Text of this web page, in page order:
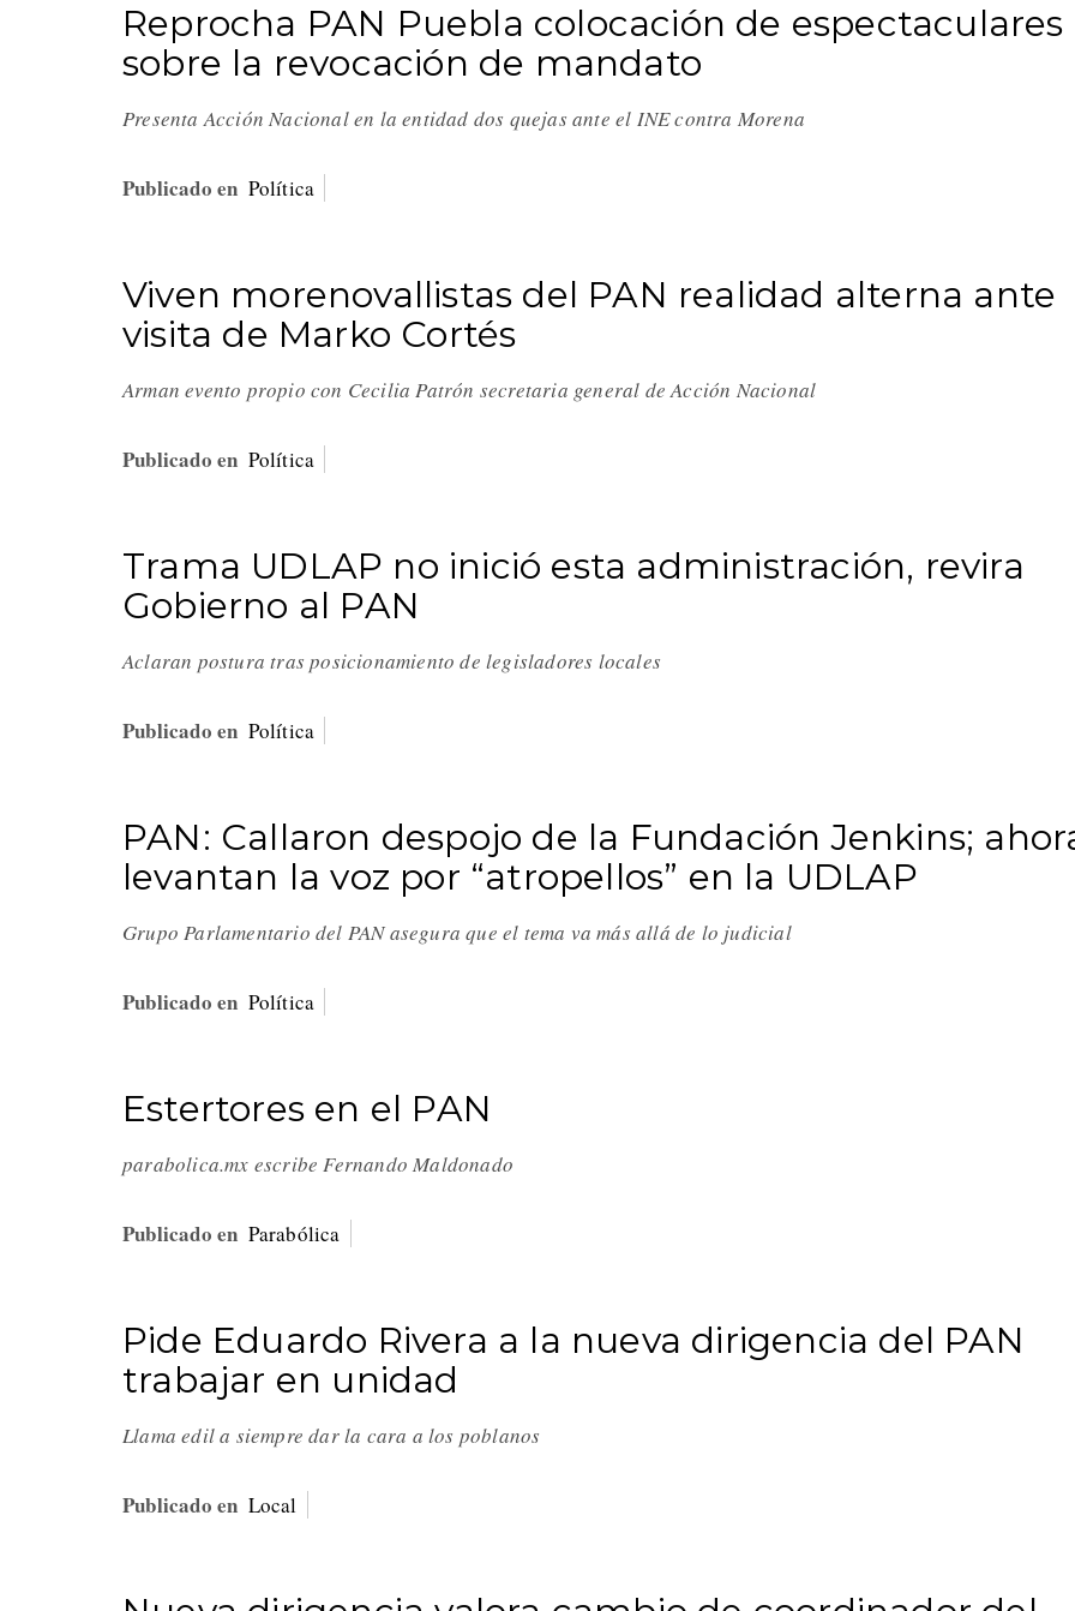
Reprocha PAN Puebla colocación de espectaculares
sobre la revocación de mandato
Presenta Acción Nacional en la entidad dos quejas ante el INE contra Morena
Publicado en Política
Viven morenovallistas del PAN realidad alterna ante
visita de Marko Cortés
Arman evento propio con Cecilia Patrón secretaria general de Acción Nacional
Publicado en Política
Trama UDLAP no inició esta administración, revira
Gobierno al PAN
Aclaran postura tras posicionamiento de legisladores locales
Publicado en Política
PAN: Callaron despojo de la Fundación Jenkins;
levantan la voz por “atropellos” en la UDLAP
Grupo Parlamentario del PAN asegura que el tema va más allá de lo judicial
Publicado en Política
Estertores en el PAN
parabolica.mx escribe Fernando Maldonado
Publicado en Parabólica
Pide Eduardo Rivera a la nueva dirigencia del PAN
trabajar en unidad
Llama edil a siempre dar la cara a los poblanos
Publicado en Local